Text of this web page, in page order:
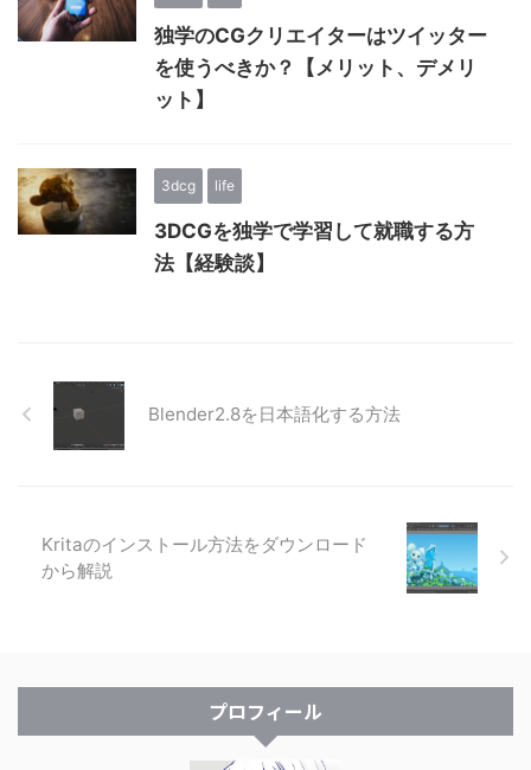
独学のCGクリエイターはツイッター
を使うべきか？【メリット、デメリ
ット】
3dcg life
3DCGを独学で学習して就職する方
法【経験談】
Blender2.8を日本語化する方法
Kritaのインストール方法をダウンロード
から解説
プロフィール